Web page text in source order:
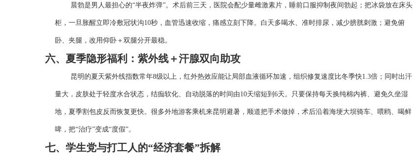
晨勃是男人最担心的“半夜炸弹”。术后前三天，医院会配少量雌激素片，睡前口服抑制夜间勃起；把冰袋放在床头
柜，一旦胀醒立即冷敷冠状沟10秒，血管迅速收缩，痛感立刻下降。白天多喝水、准时排尿，减少膀胱刺激；避免俯
卧、夹腿，改用仰卧＋双腿分开最稳。
六、夏季隐形福利：紫外线＋汗腺双向助攻
昆明的夏天紫外线指数常年8级以上，红外热效应能让局部血液循环加速，组织修复速度比冬季快1.3倍；同时出汗
量大，皮肤处于轻度水合状态，结痂软化、自动脱落的时间由10天缩短到6天。只要保持每天换纯棉内裤、避免久坐湿
地，夏季割包皮反而恢复更快。很多外地游客乘机来昆明避暑，顺道把手术做掉，术后沿着海埂大坝骑车、喂鸥、喝鲜
啤，把“治疗”变成“度假”。
七、学生党与打工人的“经济套餐”拆解